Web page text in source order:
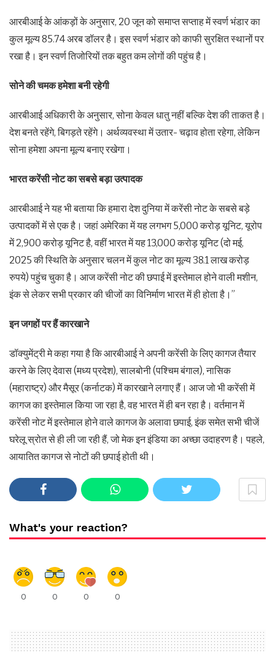
आरबीआई के आंकड़ों के अनुसार, 20 जून को समाप्त सप्ताह में स्वर्ण भंडार का
कुल मूल्य 85.74 अरब डॉलर है। इस स्वर्ण भंडार को काफी सुरक्षित स्थानों पर
रखा है। इन स्वर्ण तिजोरियों तक बहुत कम लोगों की पहुंच है।
सोने की चमक हमेशा बनी रहेगी
आरबीआई अधिकारी के अनुसार, सोना केवल धातु नहीं बल्कि देश की ताकत है।
देश बनते रहेंगे, बिगड़ते रहेंगे। अर्थव्यवस्था में उतार- चढ़ाव होता रहेगा, लेकिन
सोना हमेशा अपना मूल्य बनाए रखेगा।
भारत करेंसी नोट का सबसे बड़ा उत्‍पादक
आरबीआई ने यह भी बताया कि हमारा देश दुनिया में करेंसी नोट के सबसे बड़े
उत्पादकों में से एक है। जहां अमेरिका में यह लगभग 5,000 करोड़ यूनिट, यूरोप
में 2,900 करोड़ यूनिट है, वहीं भारत में यह 13,000 करोड़ यूनिट (दो मई,
2025 की स्थिति के अनुसार चलन में कुल नोट का मूल्य 38.1 लाख करोड़
रुपये) पहुंच चुका है। आज करेंसी नोट की छपाई में इस्तेमाल होने वाली मशीन,
इंक से लेकर सभी प्रकार की चीजों का विनिर्माण भारत में ही होता है।”
इन जगहों पर हैं कारखाने
डॉक्युमेंट्री मे कहा गया है कि आरबीआई ने अपनी करेंसी के लिए कागज तैयार
करने के लिए देवास (मध्य प्रदेश), सालबोनी (पश्चिम बंगाल), नासिक
(महाराष्ट्र) और मैसूर (कर्नाटक) में कारखाने लगाए हैं। आज जो भी करेंसी में
कागज का इस्‍तेमाल किया जा रहा है, वह भारत में ही बन रहा है। वर्तमान में
करेंसी नोट में इस्तेमाल होने वाले कागज के अलावा छपाई, इंक समेत सभी चीजें
घरेलू स्रोत से ही ली जा रही हैं, जो मेक इन इंडिया का अच्छा उदाहरण है। पहले,
आयातित कागज से नोटों की छपाई होती थी।
What's your reaction?
0 0 0 0